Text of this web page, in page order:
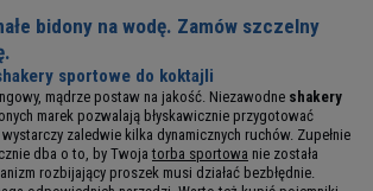
bidony na wodę. Zamów szczelny
sportowe do koktajli
mądrze postaw na jakość. Niezawodne shakery
marek pozwalają błyskawicznie przygotować
zaledwie kilka dynamicznych ruchów. Zupełnie
dba o to, by Twojatorba sportowa nie została
rozbijający proszek musi działać bezbłędnie.